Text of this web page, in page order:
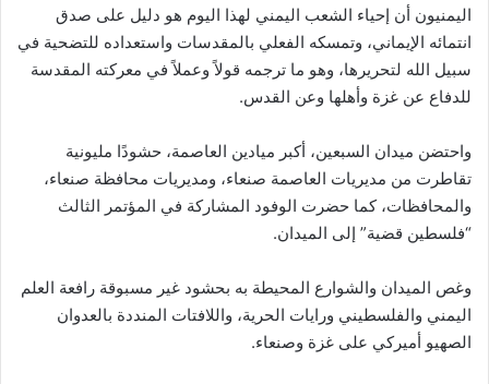
اليمنيون أن إحياء الشعب اليمني لهذا اليوم هو دليل على صدق
انتمائه الإيماني، وتمسكه الفعلي بالمقدسات واستعداده للتضحية في
سبيل الله لتحريرها، وهو ما ترجمه قولاً وعملاً في معركته المقدسة
للدفاع عن غزة وأهلها وعن القدس.
واحتضن ميدان السبعين، أكبر ميادين العاصمة، حشودًا مليونية
تقاطرت من مديريات العاصمة صنعاء، ومديريات محافظة صنعاء،
والمحافظات، كما حضرت الوفود المشاركة في المؤتمر الثالث
“فلسطين قضية” إلى الميدان.
وغص الميدان والشوارع المحيطة به بحشود غير مسبوقة رافعة العلم
اليمني والفلسطيني ورايات الحرية، واللافتات المنددة بالعدوان
الصهيو أميركي على غزة وصنعاء.